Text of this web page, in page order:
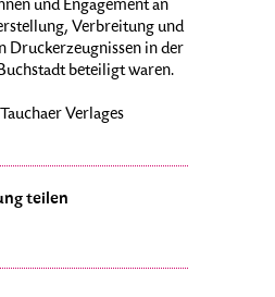
und Engagement an
Verbreitung und
Druckerzeugnissen in der
beteiligt waren.
Verlages
teilen